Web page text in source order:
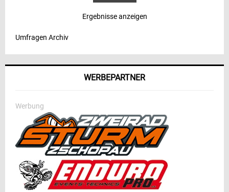
Ergebnisse anzeigen
Umfragen Archiv
WERBEPARTNER
Werbung